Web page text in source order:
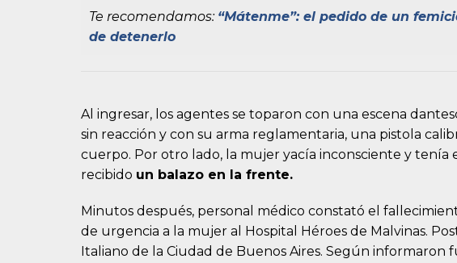
Te recomendamos: “Mátenme”: el pedido de un
de detenerlo
Al ingresar, los agentes se toparon con una escena
sin reacción y con su arma reglamentaria, una pistola
cuerpo. Por otro lado, la mujer yacía inconsciente y tenía
recibido un balazo en la frente.
Minutos después, personal médico constató el
de urgencia a la mujer al Hospital Héroes de Malvinas.
Italiano de la Ciudad de Buenos Aires. Según informaron